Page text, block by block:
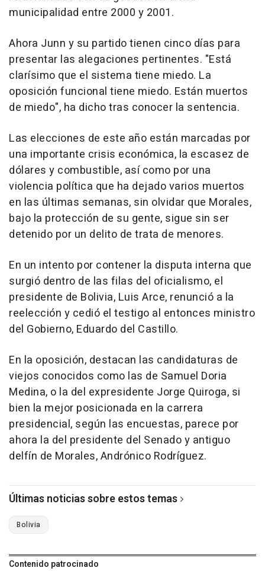
municipalidad entre 2000 y 2001.
Ahora Junn y su partido tienen cinco días para
presentar las alegaciones pertinentes. "Está
clarísimo que el sistema tiene miedo. La
oposición funcional tiene miedo. Están muertos
de miedo", ha dicho tras conocer la sentencia.
Las elecciones de este año están marcadas por
una importante crisis económica, la escasez de
dólares y combustible, así como por una
violencia política que ha dejado varios muertos
en las últimas semanas, sin olvidar que Morales,
bajo la protección de su gente, sigue sin ser
detenido por un delito de trata de menores.
En un intento por contener la disputa interna que
surgió dentro de las filas del oficialismo, el
presidente de Bolivia, Luis Arce, renunció a la
reelección y cedió el testigo al entonces ministro
del Gobierno, Eduardo del Castillo.
En la oposición, destacan las candidaturas de
viejos conocidos como las de Samuel Doria
Medina, o la del expresidente Jorge Quiroga, si
bien la mejor posicionada en la carrera
presidencial, según las encuestas, parece por
ahora la del presidente del Senado y antiguo
delfín de Morales, Andrónico Rodríguez.
Últimas noticias sobre estos temas
Bolivia
Contenido patrocinado